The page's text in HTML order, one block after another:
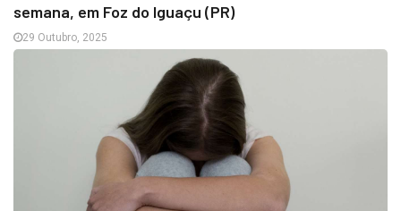
semana, em Foz do Iguaçu (PR)
29 Outubro, 2025